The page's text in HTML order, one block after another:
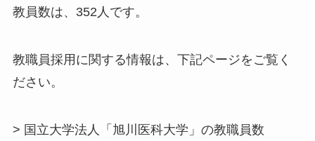
教員数は、352人です。
教職員採用に関する情報は、下記ページをご覧く
ださい。
> 国立大学法人「旭川医科大学」の教職員数